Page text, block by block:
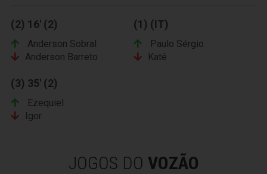
(2) 16' (2)
Anderson Sobral
Anderson Barreto
(1) (IT)
Paulo Sérgio
Katê
(3) 35' (2)
Ezequiel
Igor
JOGOS DO VOZÃO